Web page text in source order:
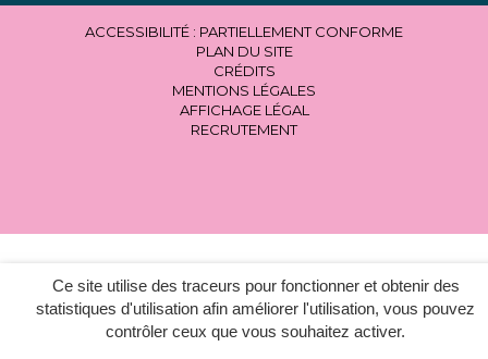
Ce site utilise des traceurs pour fonctionner et obtenir des
statistiques d'utilisation afin améliorer l'utilisation, vous pouvez
contrôler ceux que vous souhaitez activer.
ACCESSIBILITÉ : PARTIELLEMENT CONFORME
PLAN DU SITE
CRÉDITS
MENTIONS LÉGALES
AFFICHAGE LÉGAL
RECRUTEMENT